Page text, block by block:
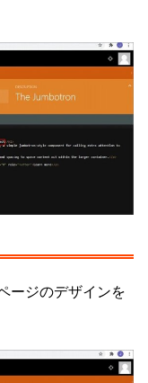
ージのデザインを